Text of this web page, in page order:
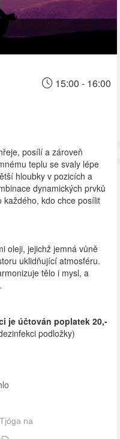
15:00 - 16:00
posílí a zároveň
teplu se svaly lépe
hloubky v pozicích a
dynamických prvků
kdo chce posílit
oleji, jejichž jemná vůně
uklidňující atmosféru.
tělo i mysl, a
je účtován poplatek 20,-
podložky)
na